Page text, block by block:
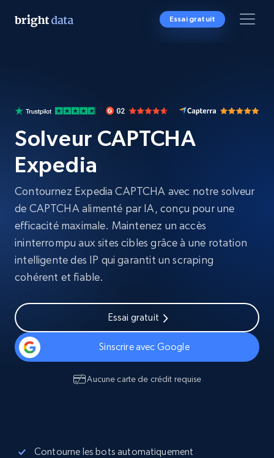
Essai gratuit
Solveur CAPTCHA
Expedia
Contournez Expedia CAPTCHA avec notre solveur
de CAPTCHA alimenté par IA, conçu pour une
efficacité maximale. Maintenez un accès
ininterrompu aux sites cibles grâce à une rotation
intelligente des IP qui garantit un scraping
cohérent et fiable.
Essai gratuit
Sinscrire avec Google
Aucune carte de crédit requise
Contourne les bots automatiquement